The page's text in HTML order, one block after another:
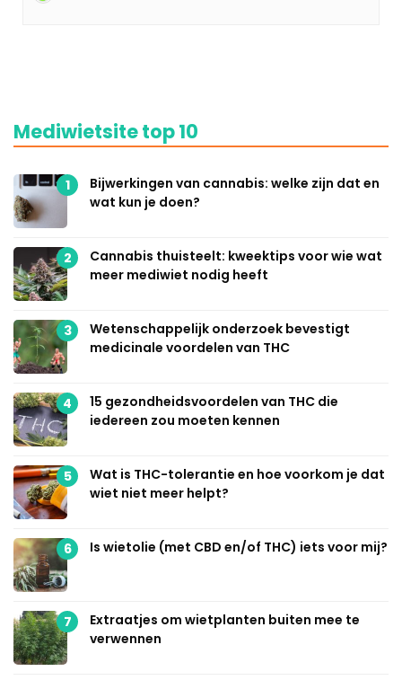
Mediwietsite top 10
1
Bijwerkingen van cannabis: welke zijn dat en
wat kun je doen?
2
Cannabis thuisteelt: kweektips voor wie wat
meer mediwiet nodig heeft
3
Wetenschappelijk onderzoek bevestigt
medicinale voordelen van THC
4
15 gezondheidsvoordelen van THC die
iedereen zou moeten kennen
5
Wat is THC-tolerantie en hoe voorkom je dat
wiet niet meer helpt?
6 Is wietolie (met CBD en/of THC) iets voor mij?
7
Extraatjes om wietplanten buiten mee te
verwennen